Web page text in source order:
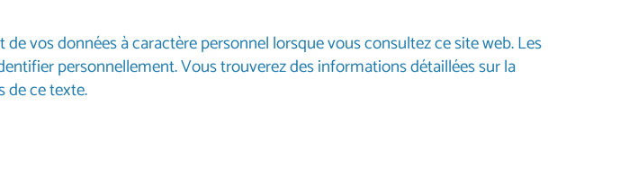
vos données à caractère personnel lorsque vous consultez ce site web. Les
personnellement. Vous trouverez des informations détaillées sur la
de ce texte.